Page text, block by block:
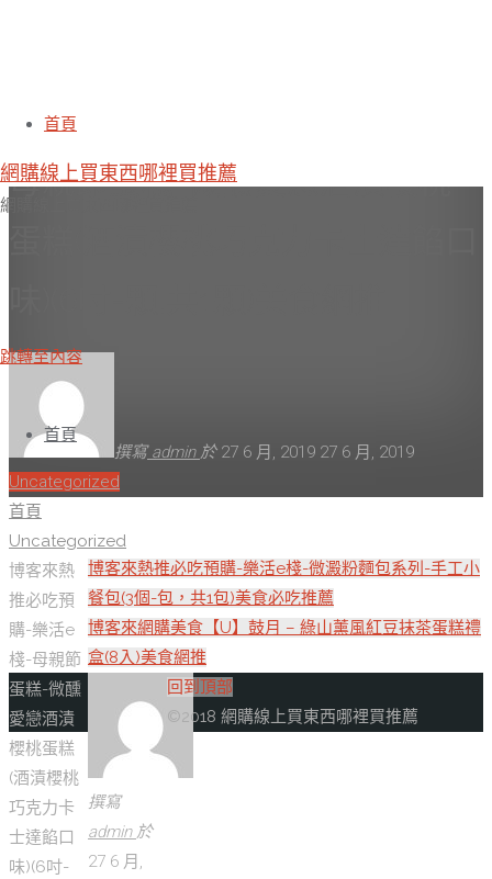
首頁
網購線上買東西哪裡買推薦
網購線上買東西哪裡買推薦
跳轉至內容
首頁
博客來熱推必吃預購-樂活e棧-
母親節蛋糕-微醺愛戀酒漬櫻桃
撰寫 admin 於 27 6 月, 2019 27 6 月, 2019
Uncategorized
首頁
Uncategorized
博客來熱
推必吃預
購-樂活e
棧-母親節
蛋糕-微醺
愛戀酒漬
櫻桃蛋糕
(酒漬櫻桃
巧克力卡
士達餡口
味)(6吋-
博客來熱推必吃預購-樂活e棧-微澱粉麵包系列-手工小
餐包(3個-包，共1包)美食必吃推薦
博客來網購美食【U】鼓月 – 綠山薰風紅豆抹茶蛋糕禮
盒(8入)美食網推
撰寫
admin 於
27 6 月,
回到頂部
©2018 網購線上買東西哪裡買推薦